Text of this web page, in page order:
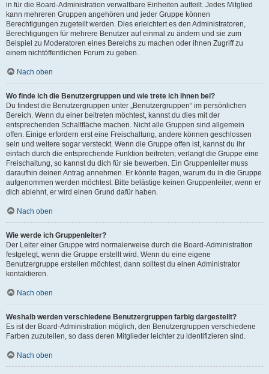
in für die Board-Administration verwaltbare Einheiten aufteilt. Jedes Mitglied
kann mehreren Gruppen angehören und jeder Gruppe können
Berechtigungen zugeteilt werden. Dies erleichtert es den Administratoren,
Berechtigungen für mehrere Benutzer auf einmal zu ändern und sie zum
Beispiel zu Moderatoren eines Bereichs zu machen oder ihnen Zugriff zu
einem nichtöffentlichen Forum zu geben.
Nach oben
Wo finde ich die Benutzergruppen und wie trete ich ihnen bei?
Du findest die Benutzergruppen unter „Benutzergruppen“ im persönlichen
Bereich. Wenn du einer beitreten möchtest, kannst du dies mit der
entsprechenden Schaltfläche machen. Nicht alle Gruppen sind allgemein
offen. Einige erfordern erst eine Freischaltung, andere können geschlossen
sein und weitere sogar versteckt. Wenn die Gruppe offen ist, kannst du ihr
einfach durch die entsprechende Funktion beitreten; verlangt die Gruppe eine
Freischaltung, so kannst du dich für sie bewerben. Ein Gruppenleiter muss
daraufhin deinen Antrag annehmen. Er könnte fragen, warum du in die Gruppe
aufgenommen werden möchtest. Bitte belästige keinen Gruppenleiter, wenn er
dich ablehnt, er wird einen Grund dafür haben.
Nach oben
Wie werde ich Gruppenleiter?
Der Leiter einer Gruppe wird normalerweise durch die Board-Administration
festgelegt, wenn die Gruppe erstellt wird. Wenn du eine eigene
Benutzergruppe erstellen möchtest, dann solltest du einen Administrator
kontaktieren.
Nach oben
Weshalb werden verschiedene Benutzergruppen farbig dargestellt?
Es ist der Board-Administration möglich, den Benutzergruppen verschiedene
Farben zuzuteilen, so dass deren Mitglieder leichter zu identifizieren sind.
Nach oben